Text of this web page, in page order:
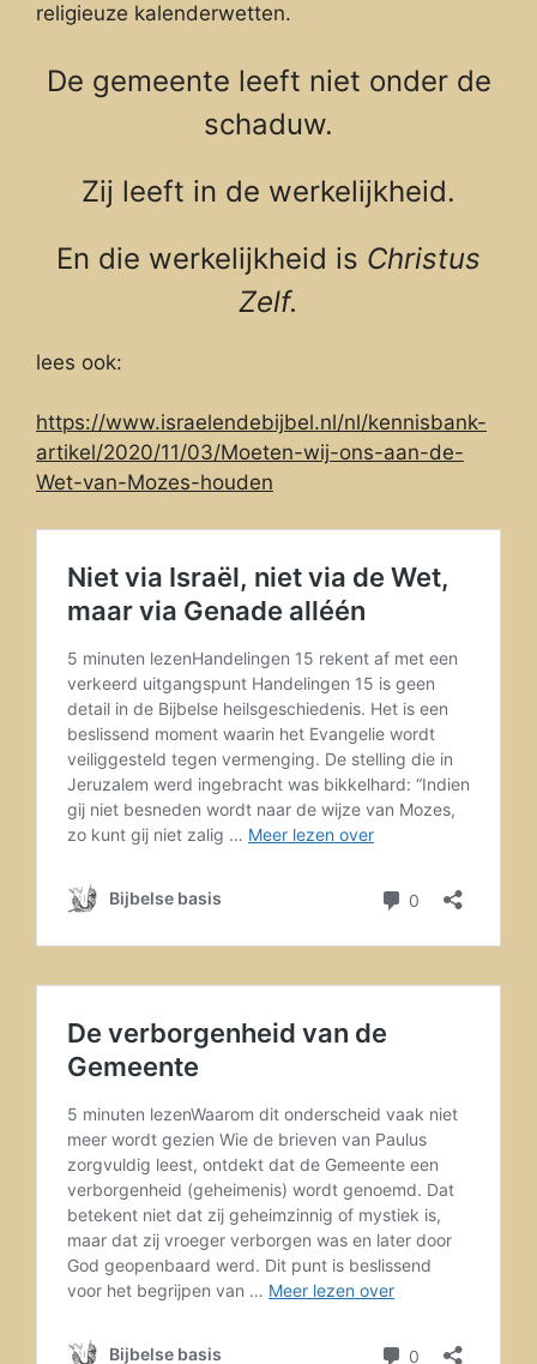
religieuze kalenderwetten.
De gemeente leeft niet onder de
schaduw.
Zij leeft in de werkelijkheid.
En die werkelijkheid is Christus
Zelf.
lees ook:
https://www.israelendebijbel.nl/nl/kennisbank-
artikel/2020/11/03/Moeten-wij-ons-aan-de-
Wet-van-Mozes-houden